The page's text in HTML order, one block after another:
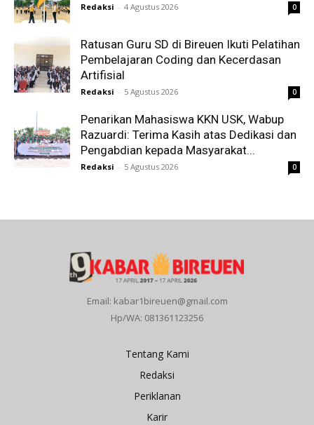
Redaksi - 4 Agustus 2026 0
Ratusan Guru SD di Bireuen Ikuti Pelatihan
Pembelajaran Coding dan Kecerdasan
Artifisial
Redaksi - 5 Agustus 2026 0
Penarikan Mahasiswa KKN USK, Wabup
Razuardi: Terima Kasih atas Dedikasi dan
Pengabdian kepada Masyarakat...
Redaksi - 5 Agustus 2026 0
Email: kabar1bireuen@gmail.com
Hp/WA: 081361123256
Tentang Kami
Redaksi
Periklanan
Karir